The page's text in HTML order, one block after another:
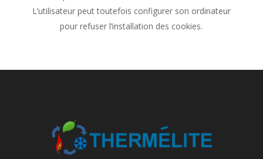
L’utilisateur peut toutefois configurer son ordinateur
pour refuser l’installation des cookies.